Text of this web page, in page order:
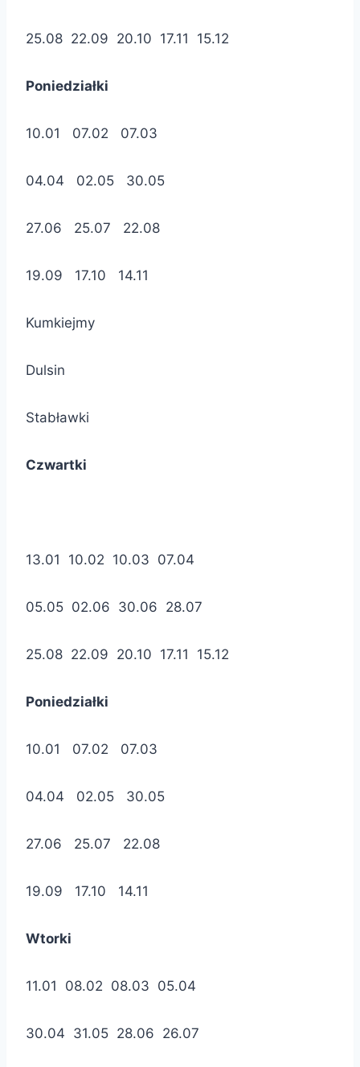
25.08 22.09 20.10 17.11 15.12
Poniedziałki
10.01 07.02 07.03
04.04 02.05 30.05
27.06 25.07 22.08
19.09 17.10 14.11
Kumkiejmy
Dulsin
Stabławki
Czwartki
13.01 10.02 10.03 07.04
05.05 02.06 30.06 28.07
25.08 22.09 20.10 17.11 15.12
Poniedziałki
10.01 07.02 07.03
04.04 02.05 30.05
27.06 25.07 22.08
19.09 17.10 14.11
Wtorki
11.01 08.02 08.03 05.04
30.04 31.05 28.06 26.07